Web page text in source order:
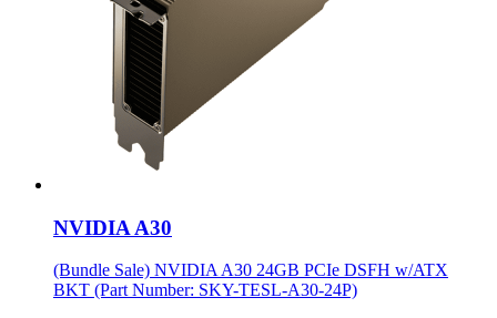
NVIDIA A30
(Bundle Sale) NVIDIA A30 24GB PCIe DSFH w/ATX
BKT (Part Number: SKY-TESL-A30-24P)